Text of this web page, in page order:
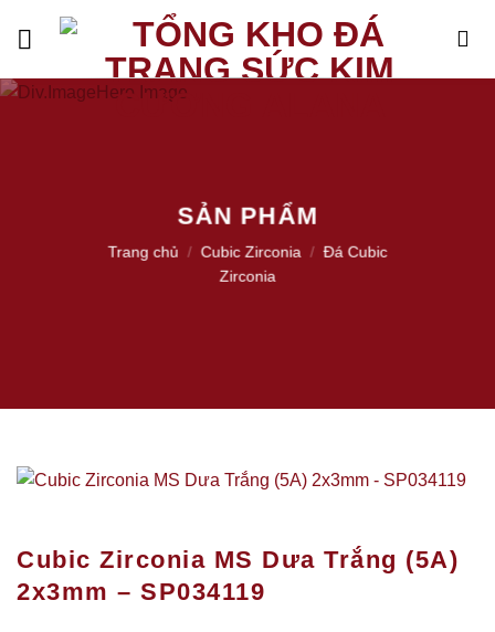
SẢN PHẨM
Trang chủ / Cubic Zirconia / Đá Cubic
Zirconia
Cubic Zirconia MS Dưa Trắng (5A)
2x3mm – SP034119